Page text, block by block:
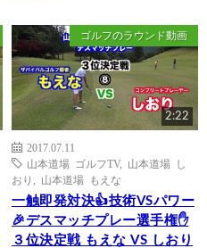
ゴルフのラウンド動画
2:22
2017.07.11
山本道場 ゴルフTV, 山本道場 し
おり
山本道場 もえな
一触即発対決👍技術VSパワー
🎉デスマッチプレー選手権✋
３位決定戦 もえな VS しおり